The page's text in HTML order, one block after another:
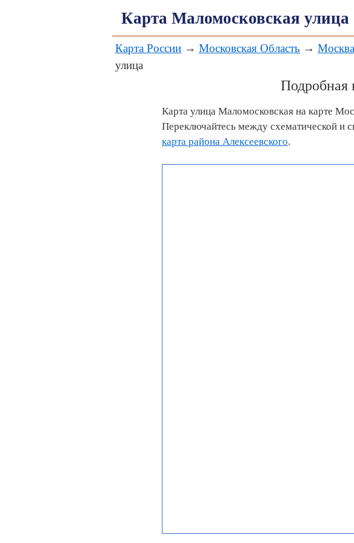
Карта Маломосковская улица
Карта России → Московская Область →
улица
Подробная
Карта улица Маломосковская на карте
Переключайтесь между схематической и
карта района Алексеевского.